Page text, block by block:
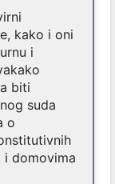
kako i oni
i
biti
suda
o
i domovima